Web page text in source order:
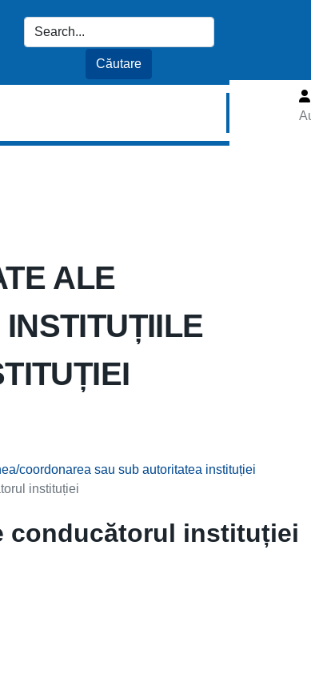
ALE
coordonarea sau sub autoritatea instituției
instituției
conducătorul instituției